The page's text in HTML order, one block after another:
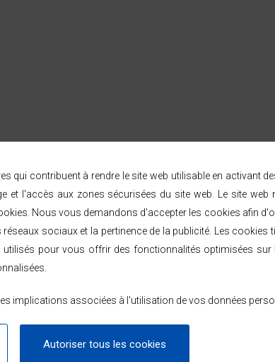
FICHE TECHNIQUE
qui contribuent à rendre le site web utilisable en activant
et l'accès aux zones sécurisées du site web. Le site web
Nous vous demandons d'accepter les cookies afin
sociaux et la pertinence de la publicité. Les cookies
pour vous offrir des fonctionnalités optimisées sur
implications associées à l'utilisation de vos données
Autoriser tous les cookies